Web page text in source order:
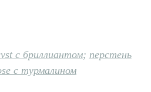
с бриллиантом; перстень
с турмалином